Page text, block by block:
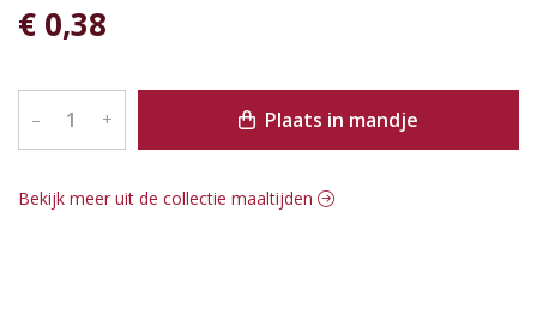
€ 0,38
– + Plaats in mandje
Bekijk meer uit de collectie maaltijden